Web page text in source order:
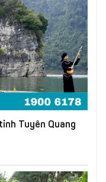
Tuyên Quang